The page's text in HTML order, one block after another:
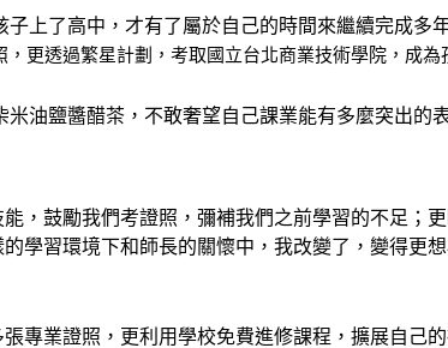
上了高中，才有了屬於自己的時間來繼續完成
，更透過繁星計劃，考取國立台北商業技術學院，成為
油鹽醬醋茶，不敢奢望自己課業能有多麼突出
，鼓勵我們考證照，彌補我們之前學習的不足；
學習環境下和師長的關懷中，我改變了，變得更
專業證照，更利用學校免費進修課程，擴展自己